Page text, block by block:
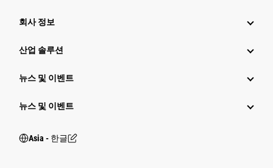
회사 정보
산업 솔루션
뉴스 및 이벤트
뉴스 및 이벤트
Asia - 한글